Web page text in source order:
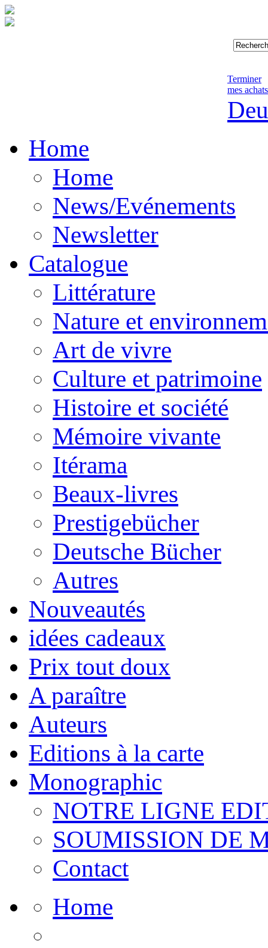
Terminer
mes
Home
Home
News/Evénements
Newsletter
Catalogue
Littérature
Nature et
Art de vivre
Culture et patrimoine
Histoire et société
Mémoire vivante
Itérama
Beaux-livres
Prestigebücher
Deutsche Bücher
Autres
Nouveautés
idées cadeaux
Prix tout doux
A paraître
Auteurs
Editions à la carte
Monographic
NOTRE LIGNE
SOUMISSION DE
Contact
Home